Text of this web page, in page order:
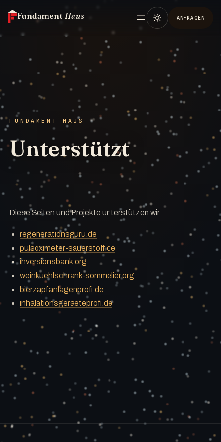
Fundament Haus ANFRAGEN
FUNDAMENT HAUS
Unterstützt
Diese Seiten und Projekte unterstützen wir:
regenerationsguru.de
pulsoximeter-sauerstoff.de
inversionsbank.org
weinkuehlschrank-sommelier.org
bierzapfanlagenprofi.de
inhalationsgeraeteprofi.de